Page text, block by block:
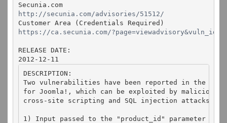
Secunia.com
http://secunia.com/advisories/51512/
https://ca.secunia.com/
RELEASE DATE:
2012-12-11
DESCRIPTION:
Two vulnerabilities have been reported in the
for Joomla!, which can be exploited by malicious
cross-site scripting and SQL injection attacks.
1) Input passed to the "product_id" parameter in